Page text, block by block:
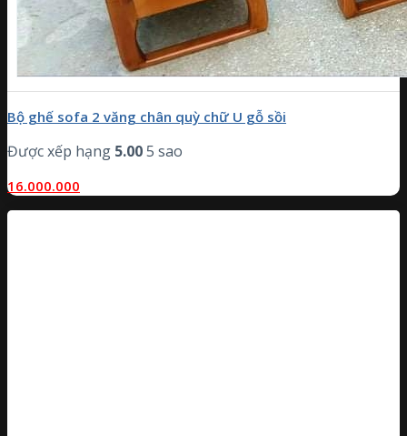
Bộ ghế sofa 2 văng chân quỳ chữ U gỗ sồi
Được xếp hạng 5.005 sao
16.000.000